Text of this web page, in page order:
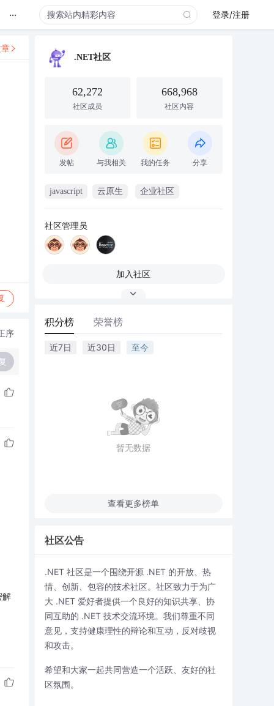
... 登录/注册
序
解
.NET社区
62,272
社区成员
668,968
社区内容
发帖 与我相关 我的任务 分享
javascript 云原生 企业社区
社区管理员
加入社区
积分榜 荣誉榜
近7日 近30日 至今
暂无数据
查看更多榜单
社区公告
.NET 社区是一个围绕开源 .NET 的开放、热
情、创新、包容的技术社区。社区致力于为广
大 .NET 爱好者提供一个良好的知识共享、协
同互助的 .NET 技术交流环境。我们尊重不同
意见，支持健康理性的辩论和互动，反对歧视
和攻击。
希望和大家一起共同营造一个活跃、友好的社
区氛围。